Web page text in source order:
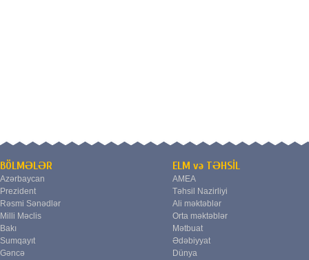
BÖLMƏLƏR
Azərbaycan
Prezident
Rəsmi Sənədlər
Milli Məclis
Bakı
Sumqayıt
Gəncə
ELM və TƏHSİL
AMEA
Təhsil Nazirliyi
Ali məktəblər
Orta məktəblər
Mətbuat
Ədəbiyyat
Dünya